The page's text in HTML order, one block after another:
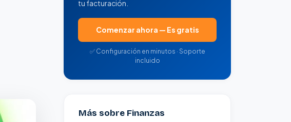
tu facturación.
Comenzar ahora — Es gratis
✅ Configuración en minutos · Soporte
incluido
Más sobre Finanzas